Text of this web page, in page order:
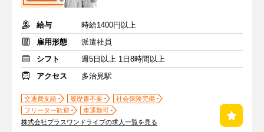
給与
時給1400円以上
雇用形態
派遣社員
シフト
週5日以上 1日8時間以上
アクセス
多治見駅
交通費支給 履歴書不要
社会保険完備
フリーター歓迎
車通勤可
株式会社プラスワンドライブの求人一覧を見る